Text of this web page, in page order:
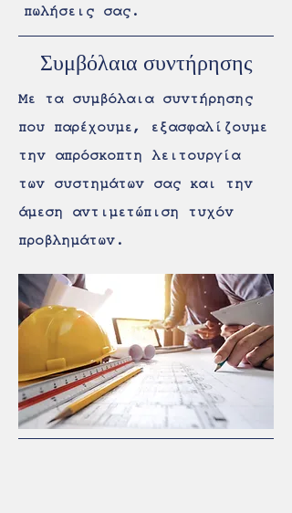
πωλήσεις σας.
Συμβόλαια συντήρησης
Με τα συμβόλαια συντήρησης
που παρέχουμε, εξασφαλίζουμε
την απρόσκοπτη λειτουργία
των συστημάτων σας και την
άμεση αντιμετώπιση τυχόν
προβλημάτων.